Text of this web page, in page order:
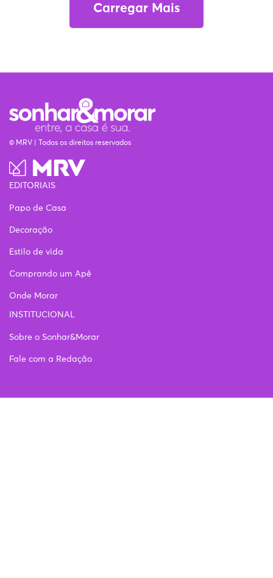
Carregar Mais
© MRV | Todos os direitos reservados
EDITORIAIS
Papo de Casa
Decoração
Estilo de vida
Comprando um Apê
Onde Morar
INSTITUCIONAL
Sobre o Sonhar&Morar
Fale com a Redação